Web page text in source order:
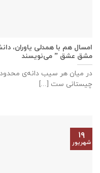
امسال هم با همدلی یاوران،
مشق عشق ” می‌نویسند
در میان هر سیب دانه‌ی
چیستانی ست [...]
۱۹
شهریور